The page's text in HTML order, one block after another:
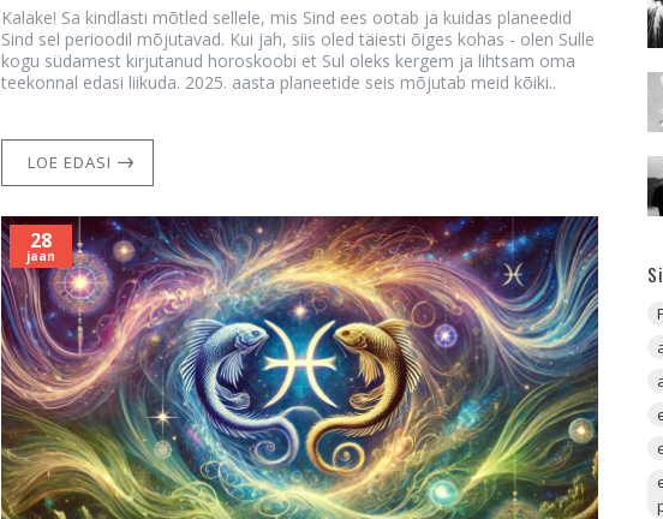
Kalake! Sa kindlasti mõtled sellele, mis Sind ees ootab ja kuidas planeedid
Sind sel perioodil mõjutavad. Kui jah, siis oled täiesti õiges kohas - olen Sulle
kogu südamest kirjutanud horoskoobi et Sul oleks kergem ja lihtsam oma
teekonnal edasi liikuda. 2025. aasta planeetide seis mõjutab meid kõiki..
LOE EDASI
28
jaan